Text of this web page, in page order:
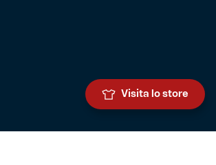
Visita lo store